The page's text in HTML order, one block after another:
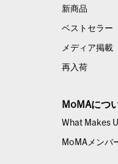
新商品
ベストセラー
メディア掲載
再入荷
MoMAにつ
What Makes
MoMAメンバ